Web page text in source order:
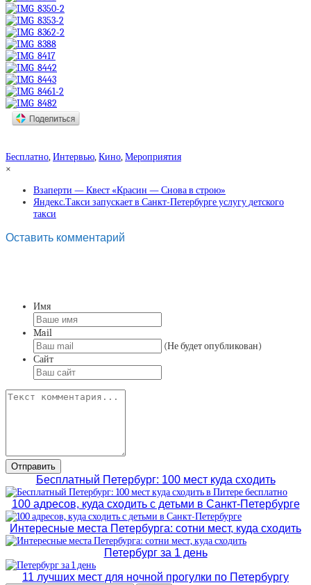
Бесплатно,Интервью,Кино,Мероприятия
×
Взаперти — Квест «Красин — Снова в строю»
Яндекс.Такси запускает в Санкт-Петербурге услугу детского
такси
Оставить комментарий
Имя
Mail
(Не будет опубликован)
Сайт
Бесплатный Петербург: 100 мест куда сходить
100 адресов, куда сходить с детьми в Санкт-Петербурге
Интересные места Петербурга: сотни мест, куда сходить
Петербург за 1 день
11 лучших мест для ночной прогулки по Петербургу